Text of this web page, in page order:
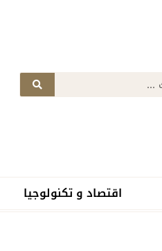
اقتصاد و تكنولوجيا